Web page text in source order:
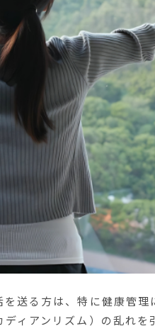
送る方は、特に健康管理
ィアンリズム）の乱れ